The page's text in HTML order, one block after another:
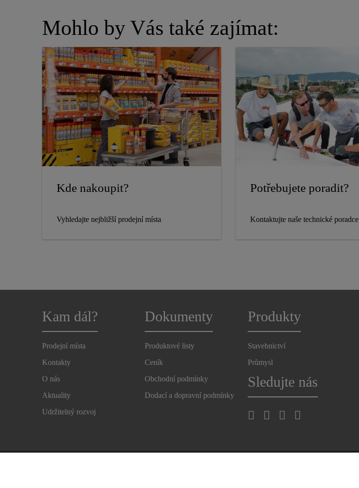
Mohlo by Vás také zajímat:
Kde nakoupit?
Vyhledajte nejbližší prodejní místa
Potřebujete poradit?
Kontaktujte naše technické poradce
Kam dál?
Prodejní místa
Kontakty
O nás
Aktuality
Udržitelný rozvoj
Dokumenty
Produktové listy
Ceník
Obchodní podmínky
Dodací a dopravní podmínky
Produkty
Stavebnictví
Průmysl
Sledujte nás